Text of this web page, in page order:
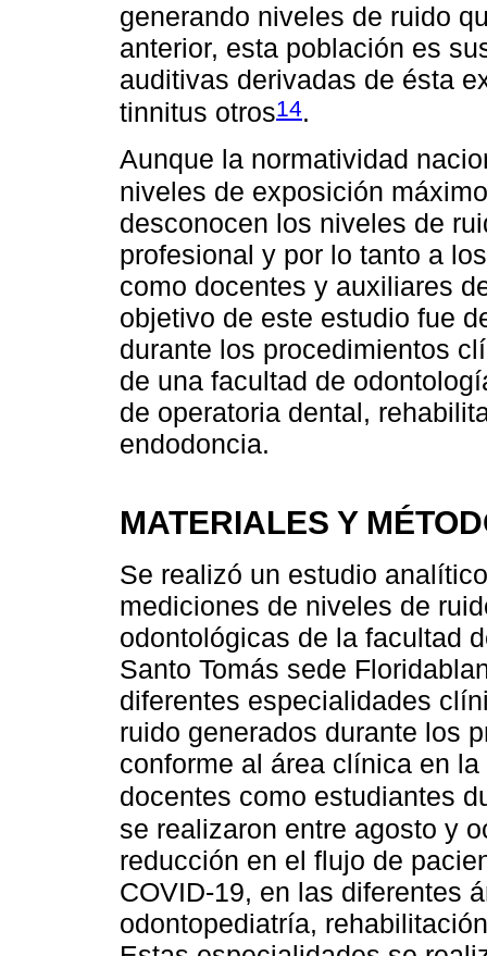
generando niveles de ruido
anterior, esta población es
auditivas derivadas de ésta
tinnitus otros14.
Aunque la normatividad
niveles de exposición
desconocen los niveles de
profesional y por lo tanto a
como docentes y auxiliares
objetivo de este estudio fue
durante los procedimientos
de una facultad de
de operatoria dental,
endodoncia.
MATERIALES Y
Se realizó un estudio
mediciones de niveles de
odontológicas de la facultad
Santo Tomás sede
diferentes especialidades
ruido generados durante los
conforme al área clínica en
docentes como estudiantes
se realizaron entre agosto y
reducción en el flujo de
COVID-19, en las diferentes
odontopediatría,